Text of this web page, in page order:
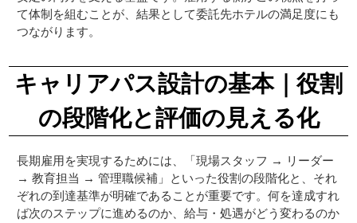
て体制を組むことが、結果として委託先ホテルの満足度にも
つながります。
キャリアパス設計の基本｜役割
の段階化と評価の見える化
長期雇用を実現するためには、「現場スタッフ → リーダー
→ 教育担当 → 管理職候補」といった役割の段階化と、それ
ぞれの到達基準が明確であることが重要です。何を達成すれ
ば次のステップに進めるのか、給与・処遇がどう変わるのか